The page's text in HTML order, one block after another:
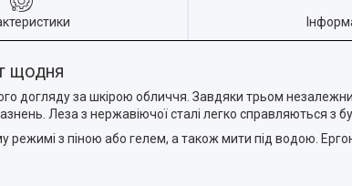
щодня
догляду за шкірою обличчя. Завдяки трьом
Леза з нержавіючої сталі легко справляються з
режимі з піною або гелем, а також мити під водою.